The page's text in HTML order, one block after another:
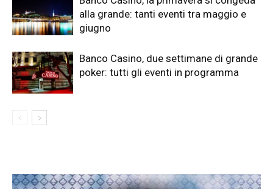
alla grande: tanti eventi tra maggio e
giugno
Banco Casino, due settimane di grande
poker: tutti gli eventi in programma